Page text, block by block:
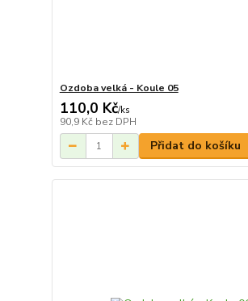
Ozdoba velká - Koule 05
110,0 Kč/ks
90,9 Kč bez DPH
Přidat do košíku